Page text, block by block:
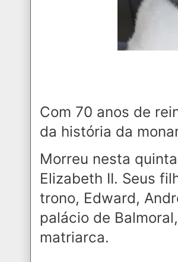
Com 70 anos de
da história da
Morreu nesta
Elizabeth II. Seus
trono, Edward,
palácio de
matriarca.